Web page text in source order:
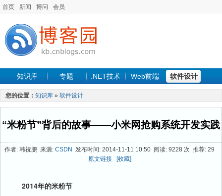
首页 新闻 博问 会员
知识库 专题 .NET技术 Web前端 软件设计
手机开发 软件工程
最新文章
您的位置： 知识库 » 软件设计
“米粉节”背后的故事——小米网抢购系统开发实践
作者: 韩祝鹏 来源: CSDN 发布时间: 2014-11-11 10:50 阅读: 9228 次 推荐: 29
原文链接
[收藏]
2014年的米粉节